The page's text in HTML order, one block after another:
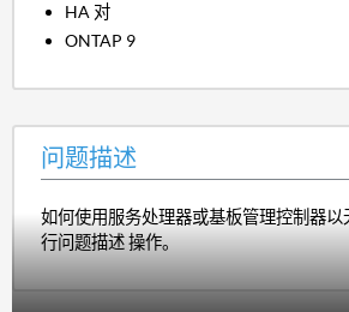
HA 对
ONTAP 9
问题描述
如何使用服务处理器或基板管理控制器以
行问题描述 操作。